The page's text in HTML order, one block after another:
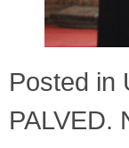
Posted in
PALVED.